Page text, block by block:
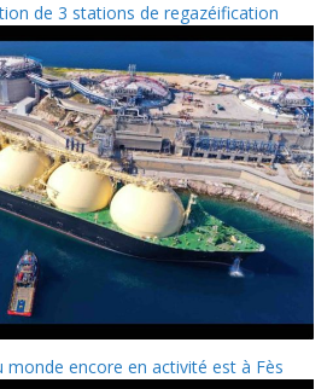
de 3 stations de regazéification
monde encore en activité est à Fès